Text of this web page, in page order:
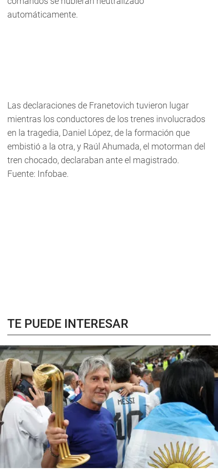
automáticamente.
Las declaraciones de Franetovich tuvieron lugar
mientras los conductores de los trenes involucrados
en la tragedia, Daniel López, de la formación que
embistió a la otra, y Raúl Ahumada, el motorman del
tren chocado, declaraban ante el magistrado.
Fuente: Infobae.
TE PUEDE INTERESAR